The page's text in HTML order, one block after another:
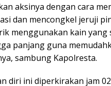
aksinya dengan cara
dan mencongkel jeruji
menggunakan kain yang
panjang guna
sambung Kapolresta.
diri ini diperkirakan jam